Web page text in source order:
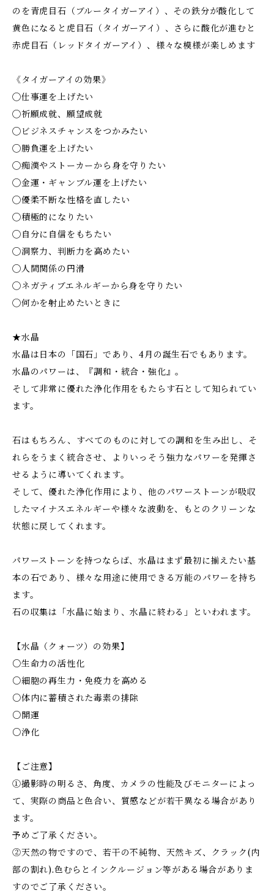
のを青虎目石（ブルータイガーアイ）、その鉄分が酸化して
黄色になると虎目石（タイガーアイ）、さらに酸化が進むと
赤虎目石（レッドタイガーアイ）、様々な模様が楽しめます
《タイガーアイの効果》
◯仕事運を上げたい
◯祈願成就、願望成就
◯ビジネスチャンスをつかみたい
◯勝負運を上げたい
◯痴漢やストーカーから身を守りたい
◯金運・ギャンブル運を上げたい
◯優柔不断な性格を直したい
◯積極的になりたい
◯自分に自信をもちたい
◯洞察力、判断力を高めたい
◯人間関係の円滑
◯ネガティブエネルギーから身を守りたい
◯何かを射止めたいときに
★水晶
水晶は日本の「国石」であり、4月の誕生石でもあります。
水晶のパワーは、『調和・統合・強化』。
そして非常に優れた浄化作用をもたらす石として知られてい
ます。
石はもちろん、すべてのものに対しての調和を生み出し、そ
れらをうまく統合させ、よりいっそう強力なパワーを発揮さ
せるように導いてくれます。
そして、優れた浄化作用により、他のパワーストーンが吸収
したマイナスエネルギーや様々な波動を、もとのクリーンな
状態に戻してくれます。
パワーストーンを持つならば、水晶はまず最初に揃えたい基
本の石であり、様々な用途に使用できる万能のパワーを持ち
ます。
石の収集は「水晶に始まり、水晶に終わる」といわれます。
【水晶（クォーツ）の効果】
○生命力の活性化
○細胞の再生力・免疫力を高める
○体内に蓄積された毒素の排除
○開運
○浄化
【ご注意】
①撮影時の明るさ、角度、カメラの性能及びモニターによっ
て、実際の商品と色合い、質感などが若干異なる場合があり
ます。
予めご了承ください。
②天然の物ですので、若干の不純物、天然キズ、クラック(内
部の割れ).色むらとインクルージョン等がある場合がありま
すのでご了承ください。